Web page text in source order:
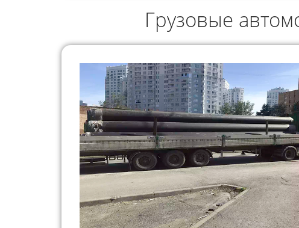
ИНДИВИДУАЛЬНЫЕ
ГРУЗОПЕРЕВОЗКИ
КОНТЕЙНЕРНЫЕ
ПЕРЕВОЗКИ
НЕФТЕПРОДУКТОВ
Грузовые